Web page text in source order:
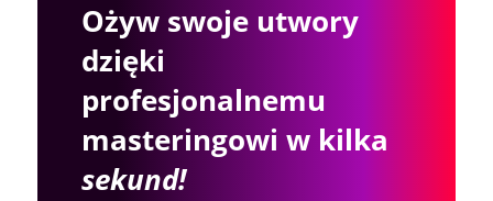
Ożyw swoje utwory
dzięki
profesjonalnemu
masteringowi w kilka
sekund!